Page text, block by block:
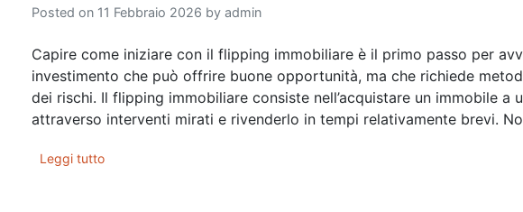
Posted on 11 Febbraio 2026 by admin
Capire come iniziare con il flipping immobiliare è il primo passo per
investimento che può offrire buone opportunità, ma che richiede
dei rischi. Il flipping immobiliare consiste nell’acquistare un immobile a
attraverso interventi mirati e rivenderlo in tempi relativamente brevi.
Leggi tutto